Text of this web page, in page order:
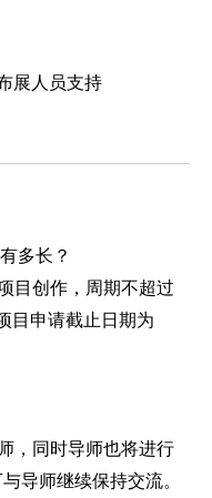
展人员支持
多长？
目创作，周期不超过
目申请截止日期为
，同时导师也将进行
导师继续保持交流。